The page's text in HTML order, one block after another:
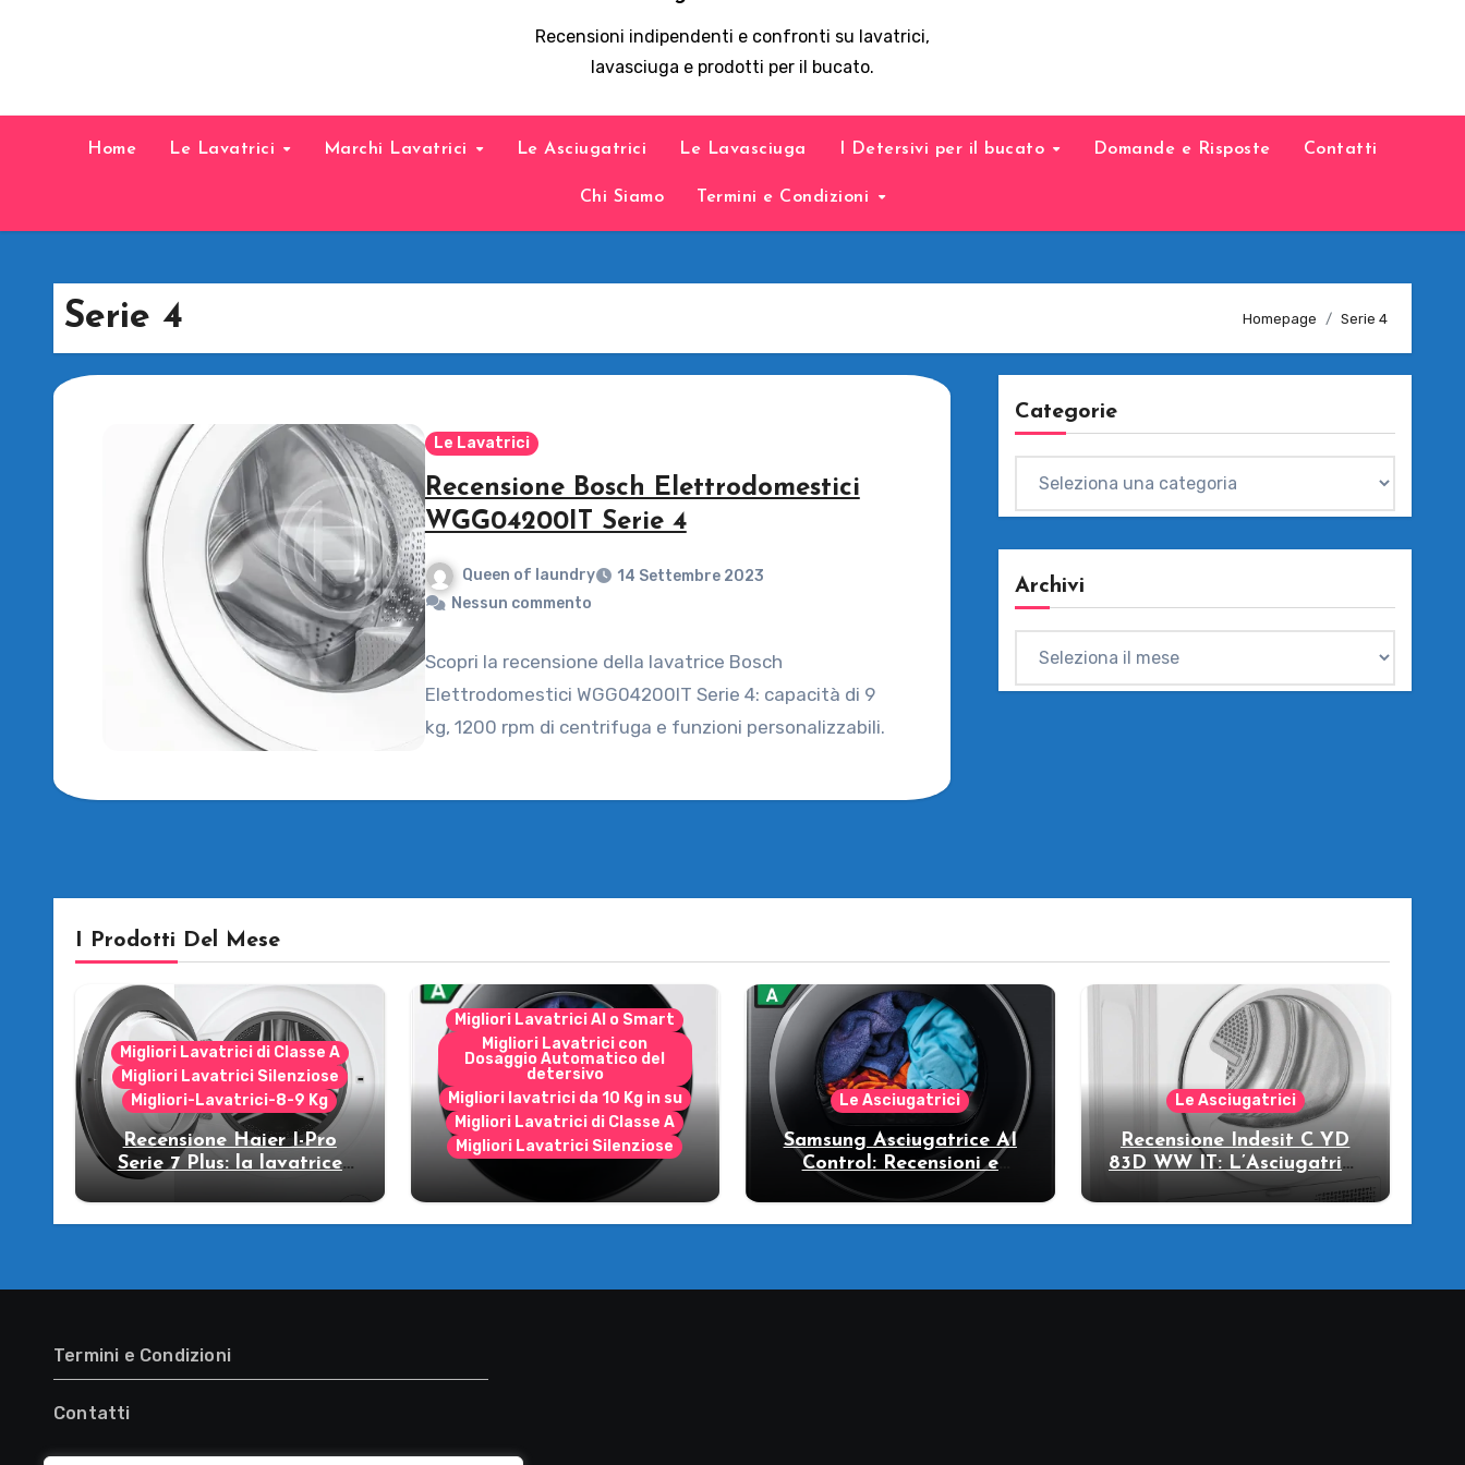
Recensioni indipendenti e confronti su lavatrici,
lavasciuga e prodotti per il bucato.
Home Le Lavatrici Marchi Lavatrici Le Asciugatrici Le Lavasciuga I Detersivi per il bucato Domande e Risposte Contatti
Chi Siamo Termini e Condizioni
Serie 4 Homepage Serie 4
Le Lavatrici
Recensione Bosch Elettrodomestici
WGG04200IT Serie 4
Queen of laundry
14 Settembre 2023
Nessun commento
Scopri la recensione della lavatrice Bosch
Elettrodomestici WGG04200IT Serie 4: capacità di 9
kg, 1200 rpm di centrifuga e funzioni personalizzabili.
Categorie
Archivi
I Prodotti Del Mese
Migliori Lavatrici di Classe A
Migliori Lavatrici Silenziose
Migliori-Lavatrici-8-9 Kg
Recensione Haier I-Pro
Serie 7 Plus: la lavatrice
che strizza l’occhio al
futuro!
Migliori Lavatrici AI o Smart
Migliori Lavatrici con
Dosaggio Automatico del
detersivo
Migliori lavatrici da 10 Kg in su
Migliori Lavatrici di Classe A
Migliori Lavatrici Silenziose
Recensione Samsung
Bespoke AI
Le Asciugatrici
Samsung Asciugatrice AI
Control: Recensioni e
vantaggi del modello
pompa di calore
Le Asciugatrici
Recensione Indesit C YD
83D WW IT: L’Asciugatrice
a Pompa di Calore per il
Tuo Benessere
Termini e Condizioni
Contatti